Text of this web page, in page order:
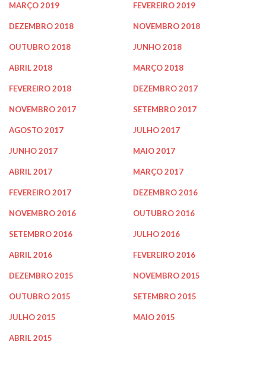
MARÇO 2019 FEVEREIRO 2019
DEZEMBRO 2018 NOVEMBRO 2018
OUTUBRO 2018 JUNHO 2018
ABRIL 2018 MARÇO 2018
FEVEREIRO 2018 DEZEMBRO 2017
NOVEMBRO 2017 SETEMBRO 2017
AGOSTO 2017 JULHO 2017
JUNHO 2017 MAIO 2017
ABRIL 2017 MARÇO 2017
FEVEREIRO 2017 DEZEMBRO 2016
NOVEMBRO 2016 OUTUBRO 2016
SETEMBRO 2016 JULHO 2016
ABRIL 2016 FEVEREIRO 2016
DEZEMBRO 2015 NOVEMBRO 2015
OUTUBRO 2015 SETEMBRO 2015
JULHO 2015 MAIO 2015
ABRIL 2015